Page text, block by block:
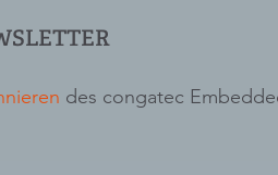
des congatec